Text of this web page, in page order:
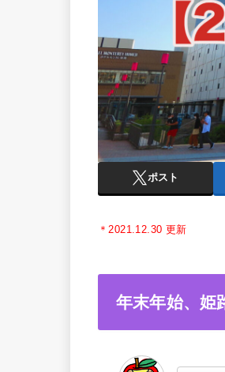
ポスト
＊2021.12.30 更新
年末年始、姫